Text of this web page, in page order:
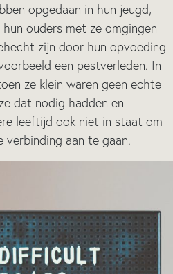
opgedaan in hun jeugd,
ouders met ze omgingen
zijn door hun opvoeding
een pestverleden. In
ze klein waren geen echte
dat nodig hadden en
leeftijd ook niet in staat om
aan te gaan.